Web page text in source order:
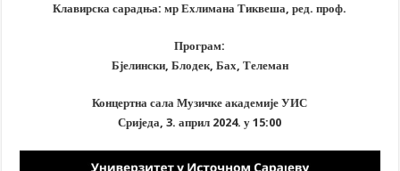
Клавирска сарадња: мр Ехлимана Тиквеша, ред. проф.
Програм:
Бјелински, Блодек, Бах, Телеман
Концертна сала Музичке академије УИС
Сриједа, 3. април 2024. у 15:00